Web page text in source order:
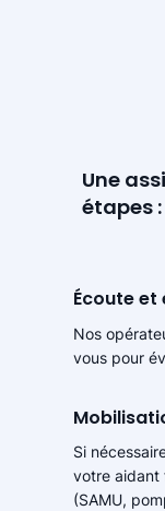
Une
étapes :
Écoute
Nos
vous pour
Si
votre aidant
(SAMU,